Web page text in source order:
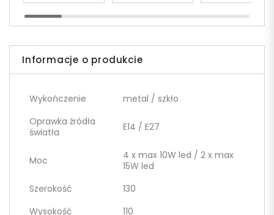
Informacje o produkcie
Wykończenie
metal / szkło
Oprawka źródła
światła
E14 / E27
Moc
4 x max 10W led / 2 x max
15W led
Szerokość
130
Wysokość
110